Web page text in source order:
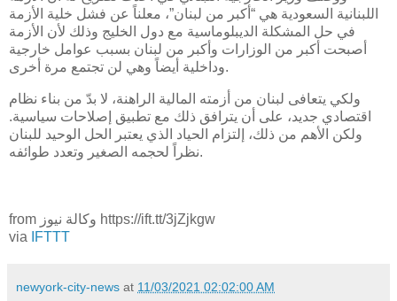
اللبنانية السعودية هي “أكبر من لبنان”، معلناً عن فشل خلية الأزمة
في حل المشكلة الديبلوماسية مع دول الخليج وذلك لأن الأزمة
أصبحت أكبر من الوزارات وأكبر من لبنان بسبب عوامل خارجية
وداخلية أيضاً وهي لن تجتمع مرة أخرى.
ولكي يتعافى لبنان من أزمته المالية الراهنة، لا بدّ من بناء نظام
اقتصادي جديد، على أن يترافق ذلك مع تطبيق إصلاحات سياسية.
ولكن الأهم من ذلك، إلتزام الحياد الذي يعتبر الحل الوحيد للبنان
نظراً لحجمه الصغير وتعدد طوائفه.
from وكالة نيوز https://ift.tt/3jZjkgw
via
IFTTT
newyork-city-news at 11/03/2021 02:02:00 AM